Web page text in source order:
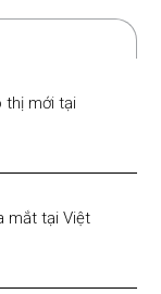
thị mới tại
mắt tại Việt